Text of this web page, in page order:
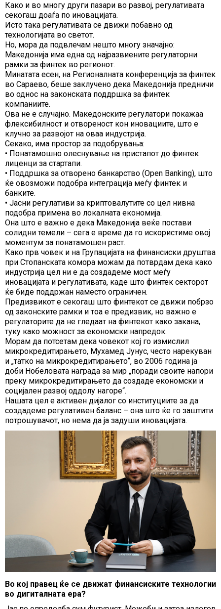
Како и во многу други пазари во развој, регулативата
секогаш доаѓа по иновацијата.
Исто така регулативата се движи побавно од
технологијата во светот.
Но, мора да подвлечам нешто многу значајно:
Македонија има една од најразвиените регулаторни
рамки за финтек во регионот.
Минатата есен, на Регионалната конференција за финтек
во Сараево, беше заклучено дека Македонија предничи
во однос на законската поддршка за финтек
компаниите.
Ова не е случајно. Македонските регулатори покажаа
флексибилност и отвореност кон иновациите, што е
клучно за развојот на оваа индустрија.
Секако, има простор за подобрувања:
• Понатамошно олеснување на пристапот до финтек
лиценци за стартапи.
• Поддршка за отворено банкарство (Open Banking), што
ќе овозможи подобра интеграција меѓу финтек и
банките.
• Јасни регулативи за криптовалутите со цел нивна
подобра примена во локалната економија.
Она што е важно е дека Македонија веќе постави
солидни темели – сега е време да го искористиме овој
моментум за понатамошен раст.
Како прв човек и на Групацијата на финансиски друштва
при Стопанската комора можам да потврдам дека како
индустрија цел ни е да создадеме мост меѓу
иновацијата и регулативата, каде што финтек секторот
ќе биде поддржан наместо ограничен.
Предизвикот е секогаш што финтекот се движи побрзо
од законските рамки и тоа е предизвик, но важно е
регулаторите да не гледаат на финтекот како закана,
туку како можност за економски напредок.
Морам да потсетам дека човекот кој го измислил
микрокредитирањето, Мухамед Јунус, често нарекуван
и „татко на микрокредитирањето“, во 2006 година ја
доби Нобеловата награда за мир „поради своите напори
преку микрокредитирањето да создаде економски и
социјален развој оддолу нагоре“.
Нашата цел е активен дијалог со институциите за да
создадеме регулативен баланс – она што ќе го заштити
потрошувачот, но нема да ја задуши иновацијата.
Во кој правец ќе се движат финансиските технологии
во дигиталната ера?